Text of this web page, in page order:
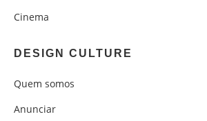
Cinema
DESIGN CULTURE
Quem somos
Anunciar